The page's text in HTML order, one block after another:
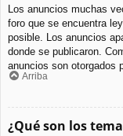
Los anuncios muchas
foro que se encuentra
posible. Los anuncios
donde se publicaron.
anuncios son otorgados
Arriba
¿Qué son los